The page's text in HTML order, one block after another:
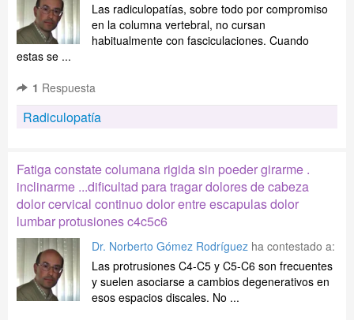
Las radiculopatías, sobre todo por compromiso
en la columna vertebral, no cursan
habitualmente con fasciculaciones. Cuando
estas se ...
1 Respuesta
Radiculopatía
Fatiga constate columana rigida sin poeder girarme .
inclinarme ...dificultad para tragar dolores de cabeza
dolor cervical continuo dolor entre escapulas dolor
lumbar protusiones c4c5c6
Dr. Norberto Gómez Rodríguez ha contestado a:
Las protrusiones C4-C5 y C5-C6 son frecuentes
y suelen asociarse a cambios degenerativos en
esos espacios discales. No ...